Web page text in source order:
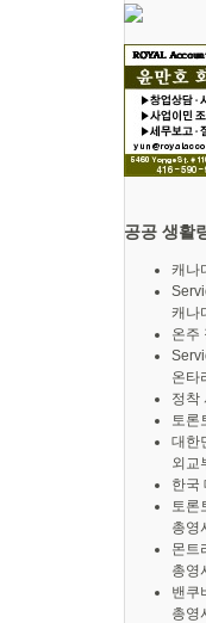
공공 생활
캐나
캐나
온주
온타
정착
토론
대
외교
한국
토
총영
몬
총영
밴
총영